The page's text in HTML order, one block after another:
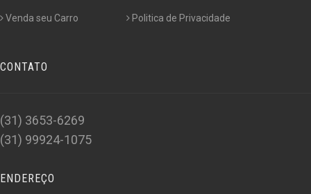
Venda seu Carro Politica de Privacidade
CONTATO
(31) 3653-6269
(31) 99924-1075
ENDEREÇO